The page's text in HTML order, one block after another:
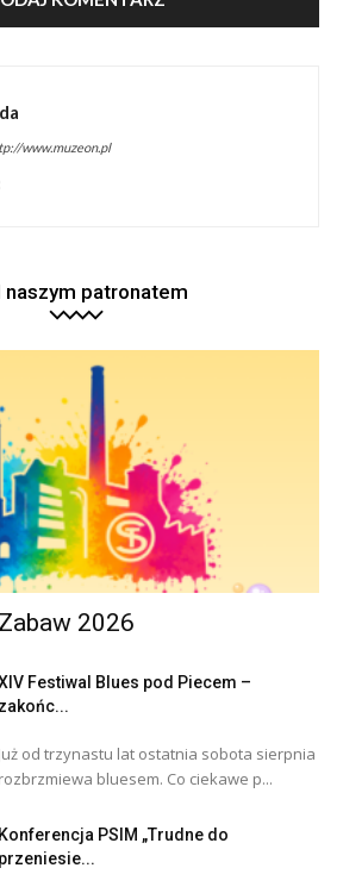
www.muzeon.pl
naszym patronatem
2026
Festiwal Blues pod Piecem –
zakońc...
Już od trzynastu lat ostatnia sobota sierpnia
rozbrzmiewa bluesem. Co ciekawe p...
Konferencja PSIM „Trudne do
przeniesie...